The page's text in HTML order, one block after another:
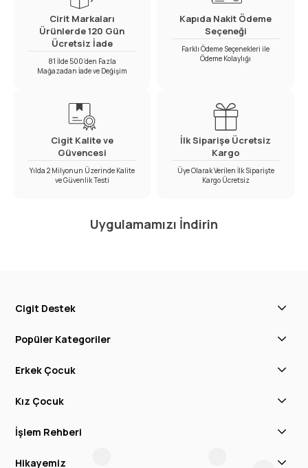
Cirit Markaları
Ürünlerde 120 Gün
Ücretsiz İade
81 İlde 500’den Fazla
Mağazadan İade ve Değişim
Kapıda Nakit Ödeme
Seçeneği
Farklı Ödeme Seçenekleri ile
Ödeme Kolaylığı
Cigit Kalite ve
Güvencesi
Yılda 2 Milyonun Üzerinde Kalite
ve Güvenlik Testi
İlk Siparişe Ücretsiz
Kargo
Üye Olarak Verilen İlk Siparişte
Kargo Ücretsiz
Uygulamamızı İndirin
Cigit Destek
Popüler Kategoriler
Erkek Çocuk
Kız Çocuk
İşlem Rehberi
Hikayemiz